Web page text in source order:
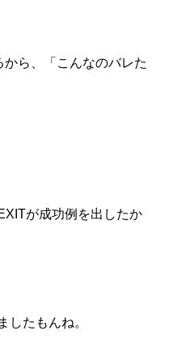
ら、「こんなのバレた
が成功例を出したか
したもんね。